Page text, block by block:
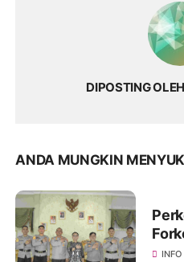
DIPOSTING OLEH
ANDA MUNGKIN